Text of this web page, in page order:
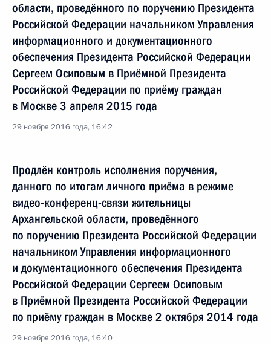
области, проведённого по поручению Президента
Российской Федерации начальником Управления
информационного и документационного
обеспечения Президента Российской Федерации
Сергеем Осиповым в Приёмной Президента
Российской Федерации по приёму граждан
в Москве 3 апреля 2015 года
29 ноября 2016 года, 16:42
Продлён контроль исполнения поручения,
данного по итогам личного приёма в режиме
видео-конференц-связи жительницы
Архангельской области, проведённого
по поручению Президента Российской Федерации
начальником Управления информационного
и документационного обеспечения Президента
Российской Федерации Сергеем Осиповым
в Приёмной Президента Российской Федерации
по приёму граждан в Москве 2 октября 2014 года
29 ноября 2016 года, 16:40